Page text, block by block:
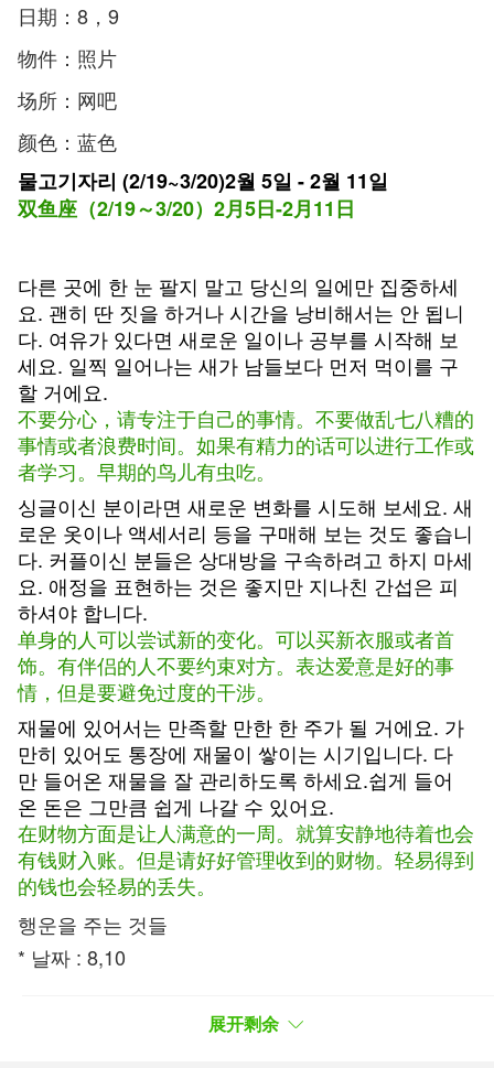
日期：8，9
物件：照片
场所：网吧
颜色：蓝色
물고기자리 (2/19~3/20)2월 5일 - 2월 11일
双鱼座（2/19～3/20）2月5日-2月11日
다른 곳에 한 눈 팔지 말고 당신의 일에만 집중하세
요. 괜히 딴 짓을 하거나 시간을 낭비해서는 안 됩니
다. 여유가 있다면 새로운 일이나 공부를 시작해 보
세요. 일찍 일어나는 새가 남들보다 먼저 먹이를 구
할 거에요.
不要分心，请专注于自己的事情。不要做乱七八糟的
事情或者浪费时间。如果有精力的话可以进行工作或
者学习。早期的鸟儿有虫吃。
싱글이신 분이라면 새로운 변화를 시도해 보세요. 새
로운 옷이나 액세서리 등을 구매해 보는 것도 좋습니
다. 커플이신 분들은 상대방을 구속하려고 하지 마세
요. 애정을 표현하는 것은 좋지만 지나친 간섭은 피
하셔야 합니다.
单身的人可以尝试新的变化。可以买新衣服或者首
饰。有伴侣的人不要约束对方。表达爱意是好的事
情，但是要避免过度的干涉。
재물에 있어서는 만족할 만한 한 주가 될 거에요. 가
만히 있어도 통장에 재물이 쌓이는 시기입니다. 다
만 들어온 재물을 잘 관리하도록 하세요.쉽게 들어
온 돈은 그만큼 쉽게 나갈 수 있어요.
在财物方面是让人满意的一周。就算安静地待着也会
有钱财入账。但是请好好管理收到的财物。轻易得到
的钱也会轻易的丢失。
행운을 주는 것들
* 날짜 : 8,10
展开剩余